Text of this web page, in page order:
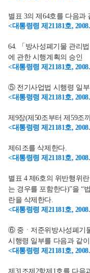
별표 3의 제64호를 다음과
<대통령령 제21181호,
64. 「방사성폐기물 관리
에 관한 시행계획의 승인
<대통령령 제21181호,
⑤ 전기사업법 시행령 일
<대통령령 제21181호,
제9장(제50조부터 제59조
<대통령령 제21181호,
제61조를 삭제한다.
<대통령령 제21181호,
별표 4 제6호의 위반행위
는 경우를 포함한다)”을 “
란을 삭제한다.
<대통령령 제21181호,
⑥ 중ㆍ저준위방사성폐기
시행령 일부를 다음과 같
<대통령령 제21181호,
제31조제2항제1호를 다음